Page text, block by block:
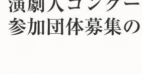
演劇人コンクール2026
参加団体募集